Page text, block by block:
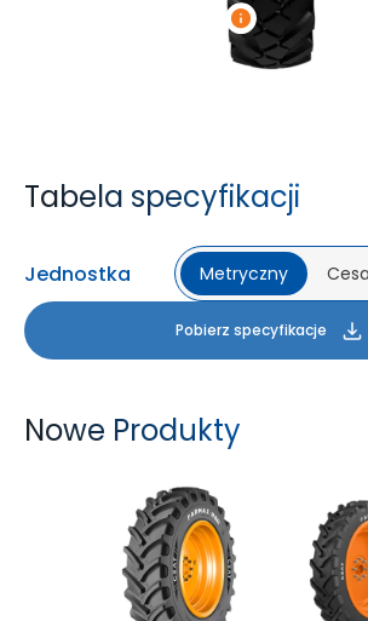
Tabela specyfikacji
Jednostka Metryczny
Pobierz specyfikacje
Nowe Produkty